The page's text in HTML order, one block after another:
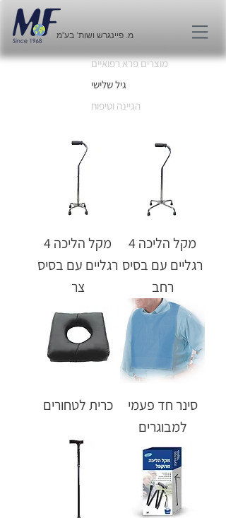
מ. פיינגרש ושות' בע"מ
מוצרים פרא רפואיים
גיל שלישי
הגיינה וטיפוח
מקל הליכה 4
רגליים עם בסיס
רחב
מקל הליכה 4
רגליים עם בסיס
צר
סינר חד פעמי
למבוגרים
כרית לטחורים